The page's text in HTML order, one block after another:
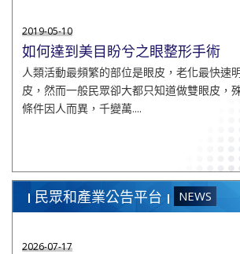
2019-05-10
如何達到美目盼兮之眼整形手術
人類活動最頻繁的部位是眼皮，老化最快速
皮，然而一般民眾卻大都只知道做雙眼皮，
條件因人而異，千變萬....
民眾和產業公告平台 NEWS
2026-07-17